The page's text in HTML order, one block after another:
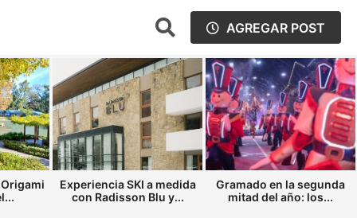
AGREGAR POST
Experiencia SKI a medida
con Radisson Blu y...
Gramado en la segunda
mitad del año: los...